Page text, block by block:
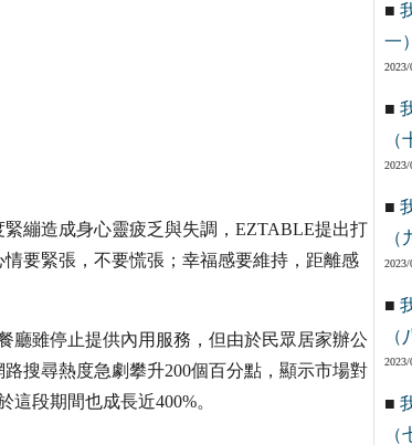
繃造成身心靈疲乏與失調，EZTABLE提出打
要緊張，不要慌張；幸福感要維持，距離感
廳雖停止提供內用服務，但由於民眾居家辦公
搜尋熱度急劇攀升200個百分點，顯示市場對
段期間也成長近400%。
■
一
2023/
■
2023/
■
2023/
■
2023/
■